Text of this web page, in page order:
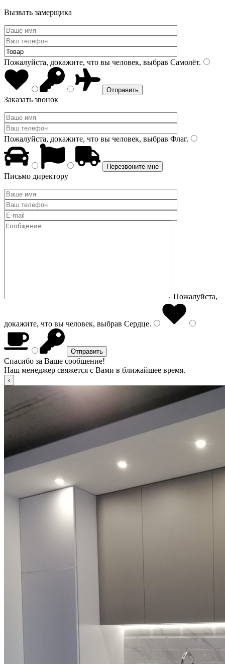
Вызвать замерщика
Пожалуйста, докажите, что вы человек, выбрав Самолёт.
Заказать звонок
Пожалуйста, докажите, что вы человек, выбрав Флаг.
Письмо директору
Пожалуйста,
докажите, что вы человек, выбрав Сердце.
Спасибо за Ваше сообщение!
Наш менеджер свяжется с Вами в ближайшее время.